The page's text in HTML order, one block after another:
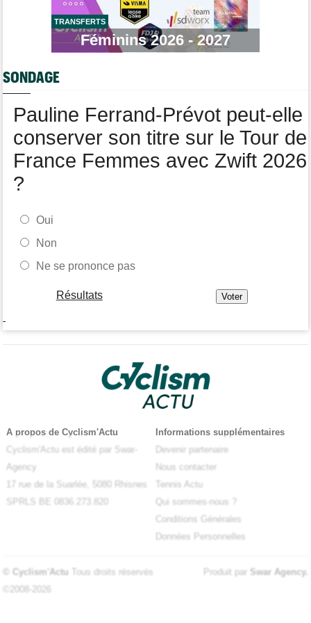
Le Mercato vélo est ouvert... voici toutes les dernières infos
Média
Cyclism’Actu recrute des rédacteurs… si cela vous intéresse,
c'est ici !
Tour de Pologne
TRANSFERTS
Féminins 2026 - 2027
SONDAGE
Pauline Ferrand-Prévot peut-elle
conserver son titre sur le Tour de
France Femmes avec Zwift 2026
?
Oui
Non
Ne se prononce pas
Résultats
-
A propos de Cyclism'Actu
Cyclism'Actu est édité par Swar-
Agency
17 rue de la Suarlée, 5080 Rhisnes
SPRLS BE 0836.273.820
Informations supplémentaires
Devenir partenaire
Nous contacter
Tennis Actu
Qui sommes-nous ?
Conditions Générales
Données Personnelles
© Cyclism'Actu Tous droits réservés
©2008-2026
Produit par Swar Agency.